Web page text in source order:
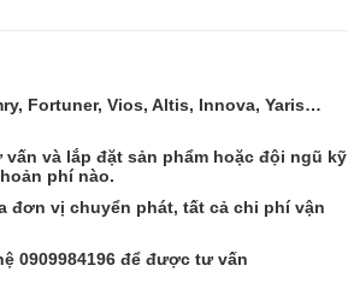
Fortuner, Vios, Altis, Innova, Yaris…
và lắp đặt sản phẩm hoặc đội ngũ kỹ
phí nào.
đơn vị chuyển phát, tất cả chi phí vận
0909984196 để được tư vấn